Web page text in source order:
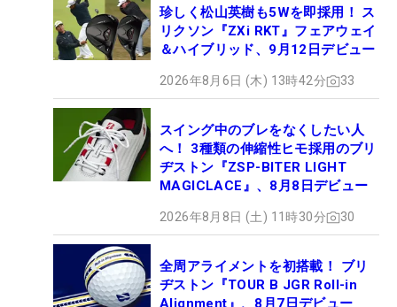
珍しく松山英樹も5Wを即採用！ ス
リクソン『ZXi RKT』フェアウェイ
＆ハイブリッド、9月12日デビュー
2026年8月6日 (木) 13時42分 33
スイング中のブレをなくしたい人
へ！ 3種類の伸縮性ヒモ採用のブリ
ヂストン『ZSP-BITER LIGHT
MAGICLACE』、8月8日デビュー
2026年8月8日 (土) 11時30分 30
全周アライメントを初搭載！ ブリ
ヂストン『TOUR B JGR Roll-in
Alignment』、8月7日デビュー